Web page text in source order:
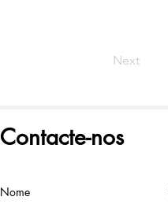
Next
Contacte-nos
Nome